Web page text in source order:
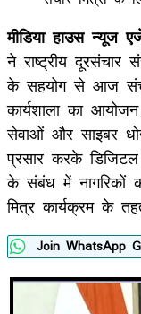
मीडिया हाउस न्यूज
ने राष्ट्रीय दूरसंचार
के सहयोग से आज
कार्यशाला का
सेवाओं और साइबर
प्रसार करके
के संबंध में नागरिकों
मित्र कार्यक्रम के
Join WhatsApp